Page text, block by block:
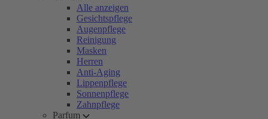
Alle anzeigen
Gesichtspflege
Augenpflege
Reinigung
Masken
Herren
Anti-Aging
Lippenpflege
Sonnenpflege
Zahnpflege
Parfum